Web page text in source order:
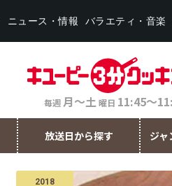
ニュース・情報 バラエティ・音楽
毎週月～土 曜日 11:45～
放送日から探す ジャ
2018